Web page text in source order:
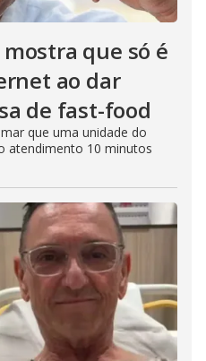
que só é
ao dar
de fast-food
que uma unidade do
atendimento 10 minutos